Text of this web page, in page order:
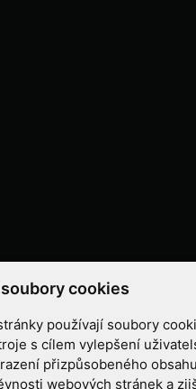
cookies
používají soubory
s cílem vylepšení
přizpůsobeného
webových stránek a